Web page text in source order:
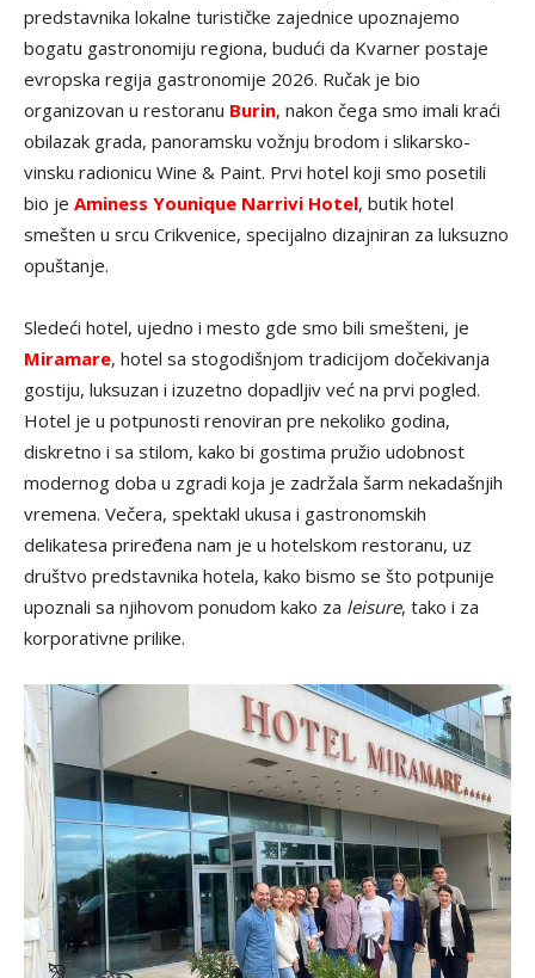
predstavnika lokalne turističke zajednice upoznajemo
bogatu gastronomiju regiona, budući da Kvarner postaje
evropska regija gastronomije 2026. Ručak je bio
organizovan u restoranu Burin, nakon čega smo imali kraći
obilazak grada, panoramsku vožnju brodom i slikarsko-
vinsku radionicu Wine & Paint. Prvi hotel koji smo posetili
bio je Aminess Younique Narrivi Hotel, butik hotel
smešten u srcu Crikvenice, specijalno dizajniran za luksuzno
opuštanje.
Sledeći hotel, ujedno i mesto gde smo bili smešteni, je
Miramare, hotel sa stogodišnjom tradicijom dočekivanja
gostiju, luksuzan i izuzetno dopadljiv već na prvi pogled.
Hotel je u potpunosti renoviran pre nekoliko godina,
diskretno i sa stilom, kako bi gostima pružio udobnost
modernog doba u zgradi koja je zadržala šarm nekadašnjih
vremena. Večera, spektakl ukusa i gastronomskih
delikatesa priređena nam je u hotelskom restoranu, uz
društvo predstavnika hotela, kako bismo se što potpunije
upoznali sa njihovom ponudom kako za leisure, tako i za
korporativne prilike.